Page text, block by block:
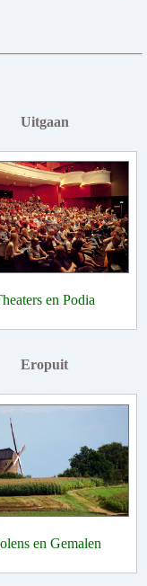
Uitgaan
en Podia
Eropuit
en Gemalen